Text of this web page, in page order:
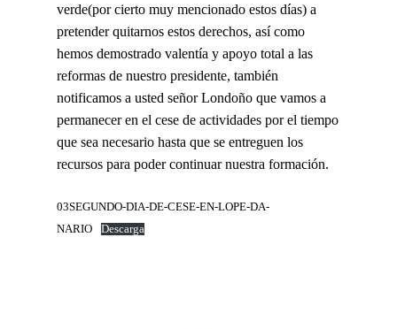
verde(por cierto muy mencionado estos días) a
pretender quitarnos estos derechos, así como
hemos demostrado valentía y apoyo total a las
reformas de nuestro presidente, también
notificamos a usted señor Londoño que vamos a
permanecer en el cese de actividades por el tiempo
que sea necesario hasta que se entreguen los
recursos para poder continuar nuestra formación.
03SEGUNDO-DIA-DE-CESE-EN-LOPE-DA-
NARIO
Descarga